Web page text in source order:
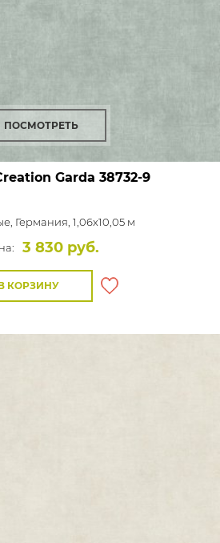
ПОСМОТРЕТЬ
Garda 38732-9
Германия, 1,06x10,05 м
3 830 руб.
КОРЗИНУ